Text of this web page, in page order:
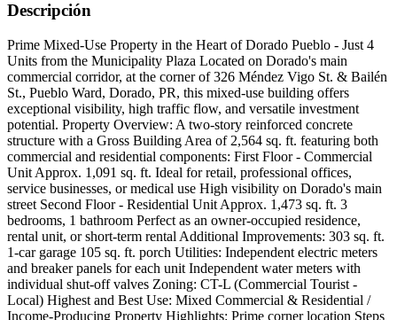
Descripción
Prime Mixed-Use Property in the Heart of Dorado Pueblo - Just 4
Units from the Municipality Plaza Located on Dorado's main
commercial corridor, at the corner of 326 Méndez Vigo St. & Bailén
St., Pueblo Ward, Dorado, PR, this mixed-use building offers
exceptional visibility, high traffic flow, and versatile investment
potential. Property Overview: A two-story reinforced concrete
structure with a Gross Building Area of 2,564 sq. ft. featuring both
commercial and residential components: First Floor - Commercial
Unit Approx. 1,091 sq. ft. Ideal for retail, professional offices,
service businesses, or medical use High visibility on Dorado's main
street Second Floor - Residential Unit Approx. 1,473 sq. ft. 3
bedrooms, 1 bathroom Perfect as an owner-occupied residence,
rental unit, or short-term rental Additional Improvements: 303 sq. ft.
1-car garage 105 sq. ft. porch Utilities: Independent electric meters
and breaker panels for each unit Independent water meters with
individual shut-off valves Zoning: CT-L (Commercial Tourist -
Local) Highest and Best Use: Mixed Commercial & Residential /
Income-Producing Property Highlights: Prime corner location Steps